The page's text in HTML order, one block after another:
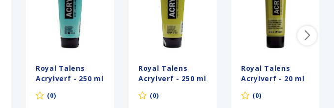
Royal Talens
Acrylverf - 250 ml
- Turkooisgroen
661(0)
Royal Talens
Acrylverf - 250 ml
- Olijfgroen Licht
621(0)
Royal Talens
Acrylverf - 20 ml
- Olijfgroen Licht
621(0)